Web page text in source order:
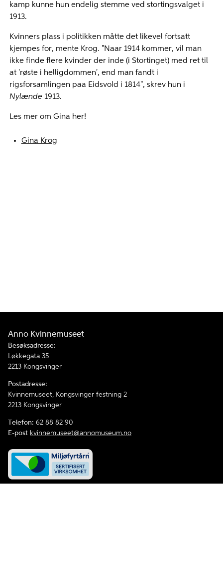
kamp kunne hun endelig stemme ved stortingsvalget i
1913.
Kvinners plass i politikken måtte det likevel fortsatt
kjempes for, mente Krog. "Naar 1914 kommer, vil man
ikke finde flere kvinder der inde (i Stortinget) med ret til
at 'røste i helligdommen', end man fandt i
rigsforsamlingen paa Eidsvold i 1814", skrev hun i
Nylænde 1913.
Les mer om Gina her!
Gina Krog
Anno Kvinnemuseet
Besøksadresse:
Løkkegata 35
2213 Kongsvinger
Postadresse:
Kvinnemuseet, Kongsvinger festning 2
2213 Kongsvinger
Telefon: 62 88 82 90
E-post kvinnemuseet@annomuseum.no